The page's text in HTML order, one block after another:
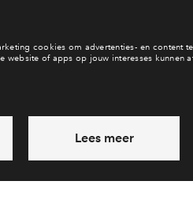
Bel ons op
(behalve tijdens feestdagen)
en telefoon